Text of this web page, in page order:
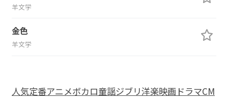
羊文学
金色
羊文学
人気定番アニメボカロ童謡ジブリ洋楽映画ドラマCM